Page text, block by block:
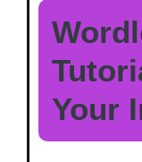
Your